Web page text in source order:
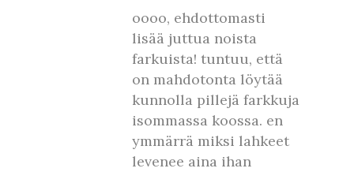
oooo, ehdottomasti
lisää juttua noista
farkuista! tuntuu, että
on mahdotonta löytää
kunnolla pillejä farkkuja
isommassa koossa. en
ymmärrä miksi lahkeet
levenee aina ihan